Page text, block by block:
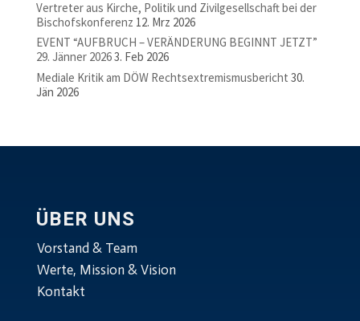
Vertreter aus Kirche, Politik und Zivilgesellschaft bei der
Bischofskonferenz 12. Mrz 2026
EVENT “AUFBRUCH – VERÄNDERUNG BEGINNT JETZT”
29. Jänner 20263. Feb 2026
Mediale Kritik am DÖW Rechtsextremismusbericht 30.
Jän 2026
ÜBER UNS
Vorstand & Team
Werte, Mission & Vision
Kontakt